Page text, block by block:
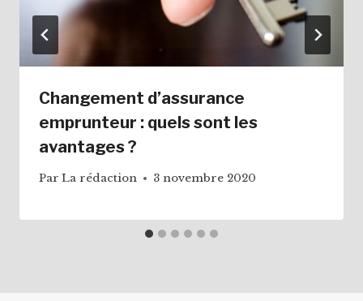
Changement d’assurance
emprunteur : quels sont les
avantages ?
Par La rédaction 3 novembre 2020